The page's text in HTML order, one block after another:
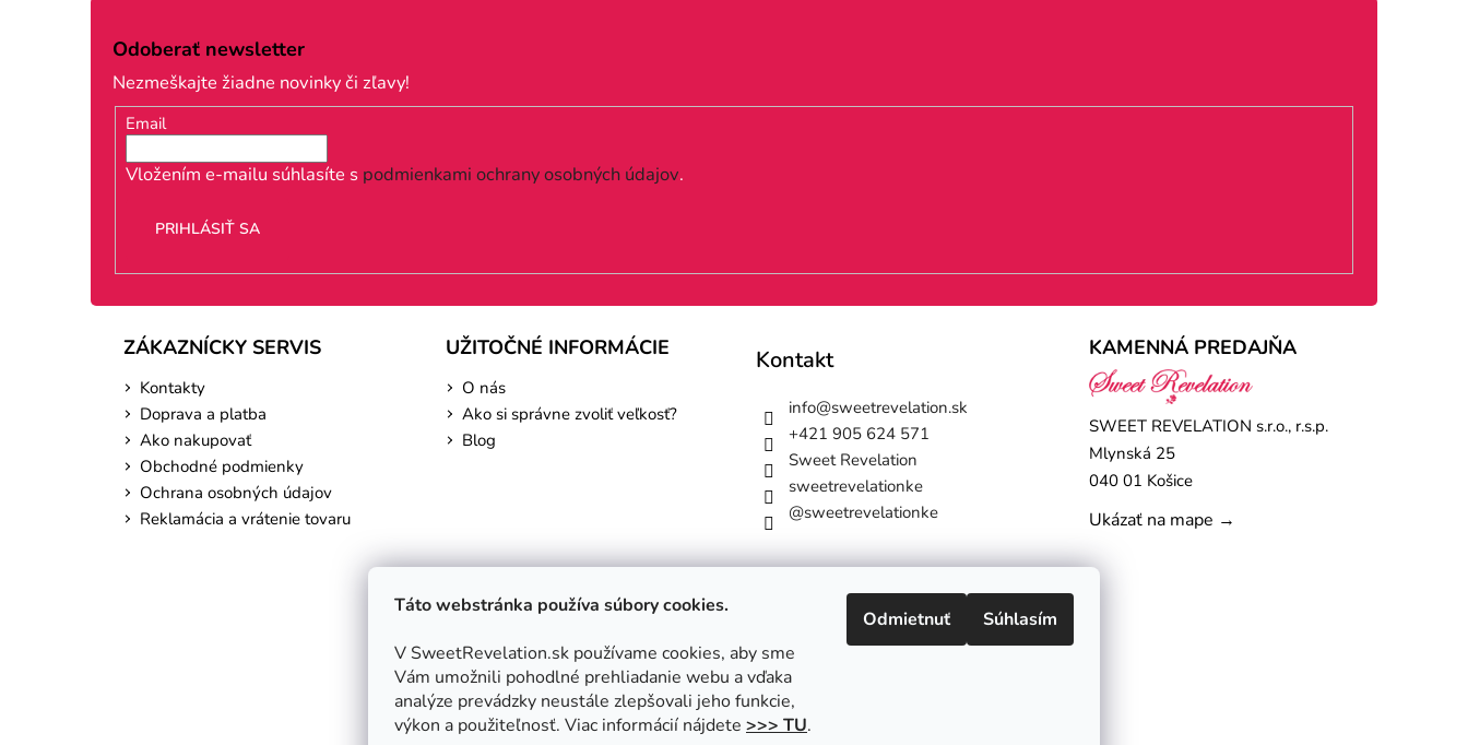
Táto webstránka používa súbory cookies.
V SweetRevelation.sk používame cookies, aby sme
Vám umožnili pohodlné prehliadanie webu a vďaka
analýze prevádzky neustále zlepšovali jeho funkcie,
výkon a použiteľnosť. Viac informácií nájdete >>> TU.
Odmietnuť Súhlasím
Odoberať newsletter
Nezmeškajte žiadne novinky či zľavy!
Email
Vložením e-mailu súhlasíte s podmienkami ochrany osobných údajov.
PRIHLÁSIŤ SA
ZÁKAZNÍCKY SERVIS
Kontakty
Doprava a platba
Ako nakupovať
Obchodné podmienky
Ochrana osobných údajov
Reklamácia a vrátenie tovaru
UŽITOČNÉ INFORMÁCIE
O nás
Ako si správne zvoliť veľkosť?
Blog
Kontakt
info@sweetrevelation.sk
+421 905 624 571
Sweet Revelation
sweetrevelationke
@sweetrevelationke
KAMENNÁ PREDAJŇA
SWEET REVELATION s.r.o., r.s.p.
Mlynská 25
040 01 Košice
Ukázať na mape →